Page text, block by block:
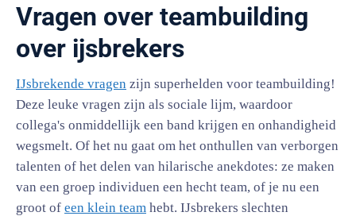
Vragen over teambuilding
over ijsbrekers
IJsbrekende vragen zijn superhelden voor teambuilding!
Deze leuke vragen zijn als sociale lijm, waardoor
collega's onmiddellijk een band krijgen en onhandigheid
wegsmelt. Of het nu gaat om het onthullen van verborgen
talenten of het delen van hilarische anekdotes: ze maken
van een groep individuen een hecht team, of je nu een
groot of een klein team hebt. IJsbrekers slechten